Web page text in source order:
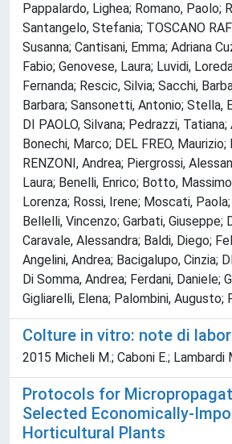
Pappalardo, Lighea; Romano, Paolo;
Santangelo, Stefania; TOSCANO
Susanna; Cantisani, Emma; Adriana
Fabio; Genovese, Laura; Luvidi,
Fernanda; Rescic, Silvia; Sacchi,
Barbara; Sansonetti, Antonio; Stella,
DI PAOLO, Silvana; Pedrazzi, Tatiana;
Bonechi, Marco; DEL FREO,
RENZONI, Andrea; Piergrossi,
Laura; Benelli, Enrico; Botto,
Lorenza; Rossi, Irene; Moscati,
Bellelli, Vincenzo; Garbati, Giuseppe;
Caravale, Alessandra; Baldi, Diego;
Angelini, Andrea; Bacigalupo, Cinzia;
Di Somma, Andrea; Ferdani, Daniele;
Gigliarelli, Elena; Palombini, Augusto;
Colture in vitro: note di
2015 Micheli M.; Caboni E.; Lambardi
Protocols for
Selected Economically-
Horticultural Plants